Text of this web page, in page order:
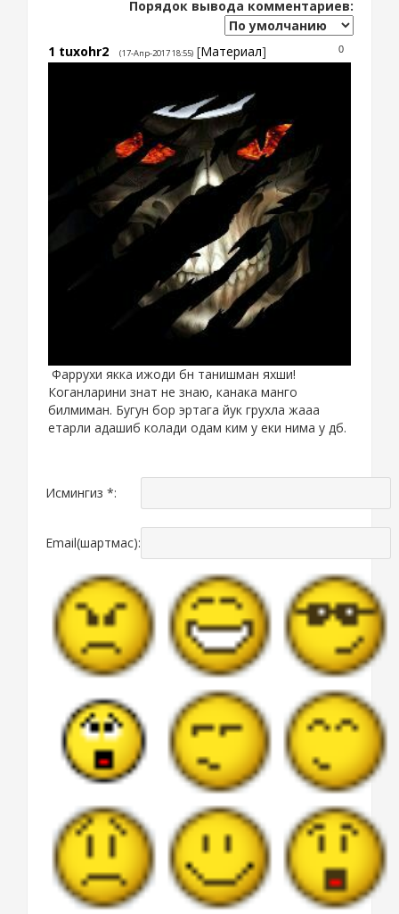
Порядок вывода комментариев:
0
1 tuxohr2 (17-Апр-2017 18:55) [Материал]
Фаррухи якка ижоди бн танишман яхши!
Коганларини знат не знаю, канака манго
билмиман. Бугун бор эртага йук грухла жааа
етарли адашиб колади одам ким у еки нима у дб.
Исмингиз *:
Email(шартмас):